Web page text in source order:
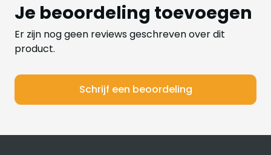
Je beoordeling toevoegen
Er zijn nog geen reviews geschreven over dit
product.
Schrijf een beoordeling